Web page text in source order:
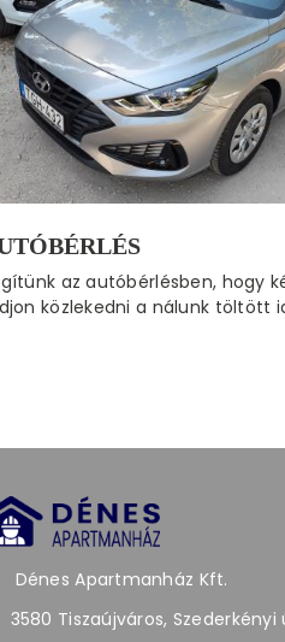
az autóbérlésben, hogy
közlekedni a nálunk töltött
Dénes Apartmanház Kft.
3580 Tiszaújváros, Szederkényi